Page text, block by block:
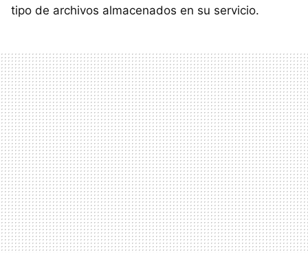
tipo de archivos almacenados en su servicio.